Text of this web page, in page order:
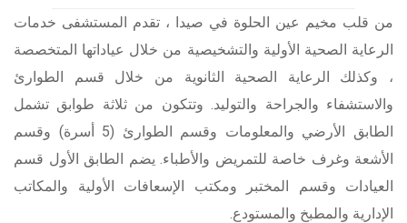
من قلب مخيم عين الحلوة في صيدا ، تقدم المستشفى خدمات
الرعاية الصحية الأولية والتشخيصية من خلال عياداتها المتخصصة
، وكذلك الرعاية الصحية الثانوية من خلال قسم الطوارئ
والاستشفاء والجراحة والتوليد. وتتكون من ثلاثة طوابق تشمل
الطابق الأرضي والمعلومات وقسم الطوارئ (5 أسرة) وقسم
الأشعة وغرف خاصة للتمريض والأطباء. يضم الطابق الأول قسم
العيادات وقسم المختبر ومكتب الإسعافات الأولية والمكاتب
الإدارية والمطبخ والمستودع.